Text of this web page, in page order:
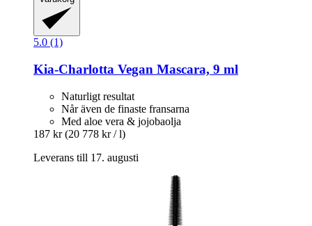
5.0 (1)
Kia-Charlotta Vegan Mascara, 9 ml
Naturligt resultat
Når även de finaste fransarna
Med aloe vera & jojobaolja
187 kr (20 778 kr / l)
Leverans till 17. augusti